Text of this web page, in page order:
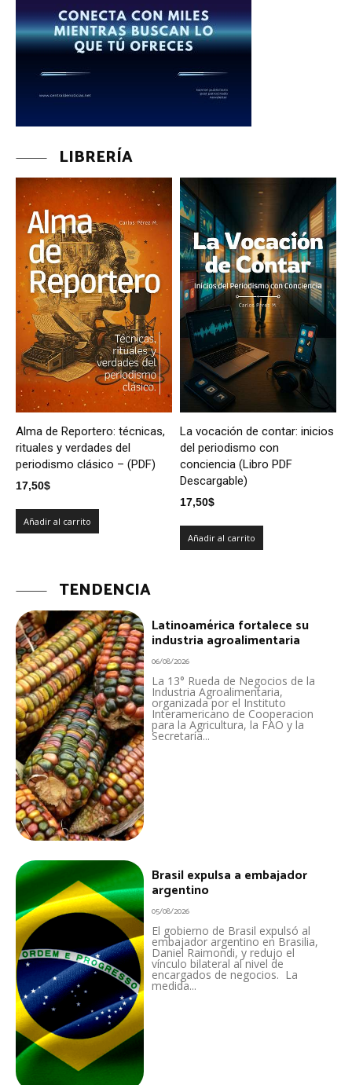
LIBRERÍA
Alma de Reportero: técnicas,
rituales y verdades del
periodismo clásico – (PDF)
17,50$
Añadir al carrito
La vocación de contar: inicios
del periodismo con
conciencia (Libro PDF
Descargable)
17,50$
Añadir al carrito
TENDENCIA
Latinoamérica fortalece su
industria agroalimentaria
06/08/2026
La 13° Rueda de Negocios de la
Industria Agroalimentaria,
organizada por el Instituto
Interamericano de Cooperacion
para la Agricultura, la FAO y la
Secretaría...
Brasil expulsa a embajador
argentino
05/08/2026
El gobierno de Brasil expulsó al
embajador argentino en Brasilia,
Daniel Raimondi, y redujo el
vínculo bilateral al nivel de
encargados de negocios. La
medida...